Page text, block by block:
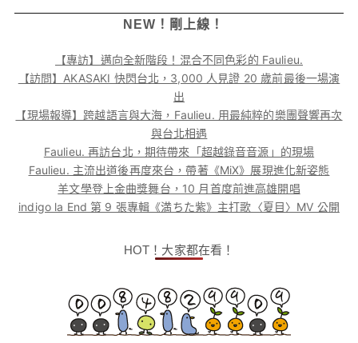
NEW！剛上線！
【專訪】邁向全新階段！混合不同色彩的 Faulieu.
【訪問】AKASAKI 快閃台北，3,000 人見證 20 歲前最後一場演
出
【現場報導】跨越語言與大海，Faulieu. 用最純粹的樂團聲響再次
與台北相遇
Faulieu. 再訪台北，期待帶來「超越錄音音源」的現場
Faulieu. 主流出道後再度來台，帶著《MiX》展現進化新姿態
羊文學登上金曲獎舞台，10 月首度前進高雄開唱
indigo la End 第 9 張專輯《満ちた紫》主打歌〈夏目〉MV 公開
HOT！大家都在看！